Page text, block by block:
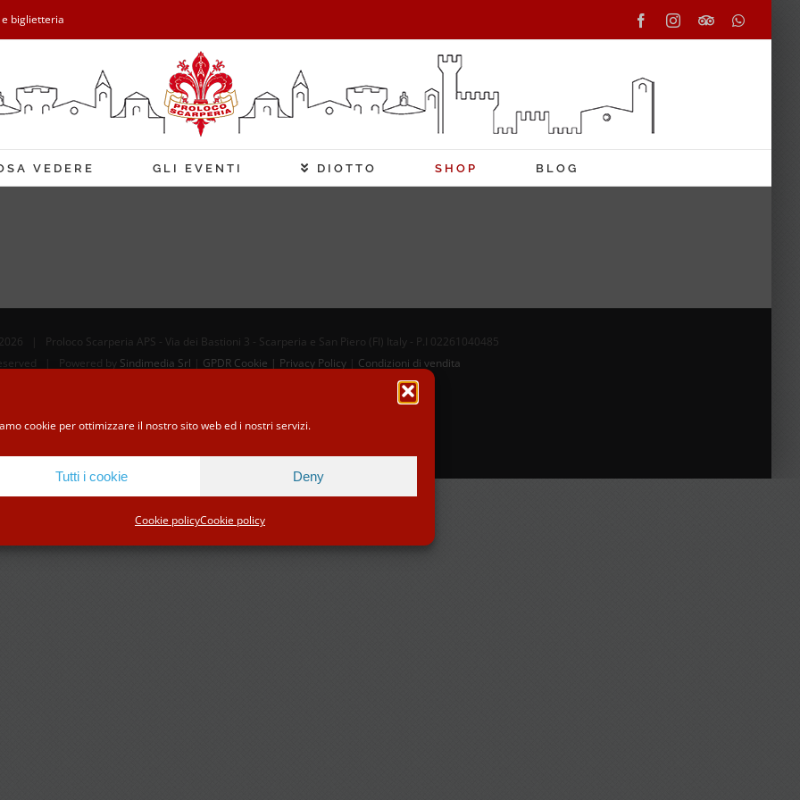
cookie per ottimizzare il nostro sito web ed i nostri servizi.
Tutti i cookie Deny
Cookie policyCookie policy
biglietteria FacebookInstagramTripadvisor
VEDERE GLI EVENTI DIOTTO SHOP BLOG
| Proloco Scarperia APS - Via dei Bastioni 3 - Scarperia e San Piero (FI) Italy - P.I 02261040485
| Powered by Sindimedia Srl GPDR Cookie | Privacy Policy Condizioni di vendita